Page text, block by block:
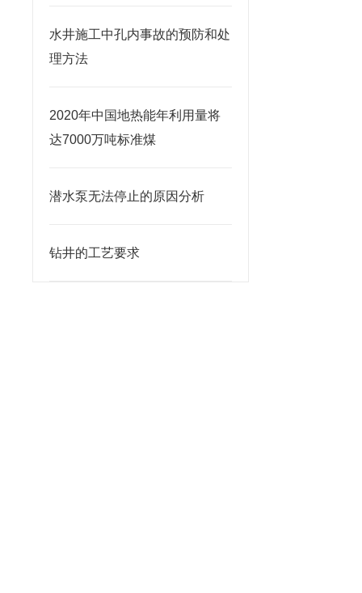
水井施工中孔内事故的预防和处
理方法
2020年中国地热能年利用量将
达7000万吨标准煤
潜水泵无法停止的原因分析
钻井的工艺要求